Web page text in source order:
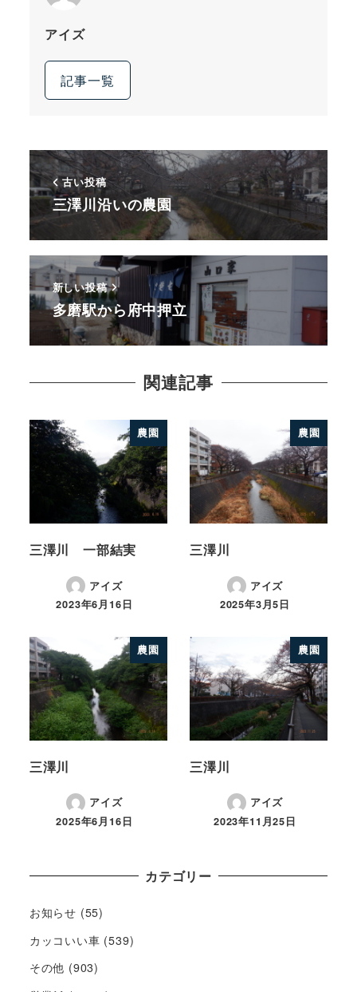
アイズ
記事一覧
古い投稿
三澤川沿いの農園
新しい投稿
多磨駅から府中押立
関連記事
農園
三澤川 一部結実
アイズ
2023年6月16日
農園
三澤川
アイズ
2025年3月5日
農園
三澤川
アイズ
2025年6月16日
農園
三澤川
アイズ
2023年11月25日
カテゴリー
お知らせ (55)
カッコいい車 (539)
その他 (903)